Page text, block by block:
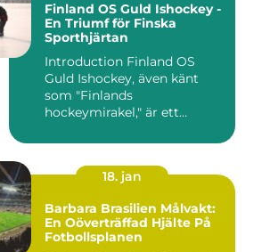
Finland OS Guld Ishockey -
En Triumf för Finska
Sporthjärtan
Introduction Finland OS
Guld Ishockey, även känt
som "Finlands
hockeymirakel," är ett
18. jan
Barbara Brasilien Målvakt:
En Oöverträffad Hjälte På
Fotbollsplanen